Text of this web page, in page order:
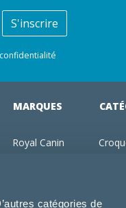
catégories de
S'inscrire
MARQUES
Royal Canin